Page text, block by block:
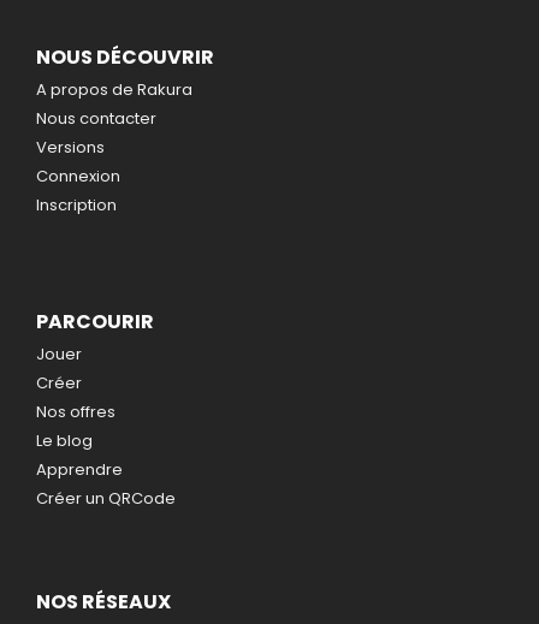
NOUS DÉCOUVRIR
A propos de Rakura
Nous contacter
Versions
Connexion
Inscription
PARCOURIR
Jouer
Créer
Nos offres
Le blog
Apprendre
Créer un QRCode
NOS RÉSEAUX